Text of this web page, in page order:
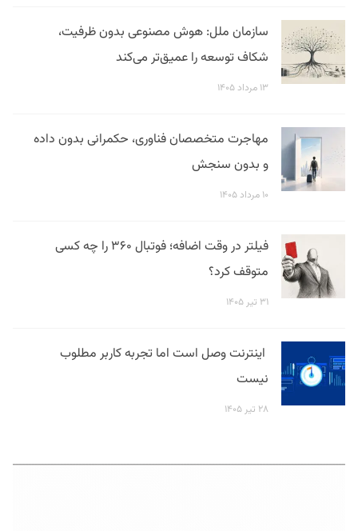
سازمان ملل: هوش مصنوعی بدون ظرفیت،
شکاف توسعه را عمیق‌تر می‌کند
۱۳ مرداد ۱۴۰۵
مهاجرت متخصصان فناوری، حکمرانی بدون داده
و بدون سنجش
۱۰ مرداد ۱۴۰۵
فیلتر در وقت اضافه؛ فوتبال ۳۶۰ را چه کسی
متوقف کرد؟
۳۱ تیر ۱۴۰۵
اینترنت وصل است اما تجربه کاربر مطلوب
نیست
۲۸ تیر ۱۴۰۵